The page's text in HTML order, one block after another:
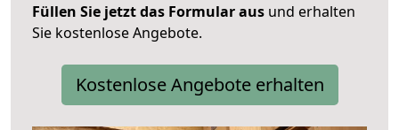
Füllen Sie jetzt das Formular aus und erhalten
Sie kostenlose Angebote.
Kostenlose Angebote erhalten